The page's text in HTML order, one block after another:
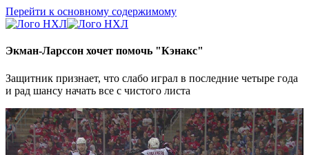
Перейти к основному содержимому
Экман-Ларссон хочет помочь "Кэнакс"
Защитник признает, что слабо играл в последние четыре года
и рад шансу начать все с чистого листа